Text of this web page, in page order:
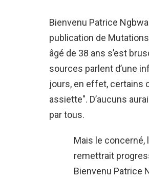
Bienvenu Patrice
publication de
âgé de 38 ans s’est
sources parlent d’une
jours, en effet, certains
assiette". D’aucuns
par tous.
Mais le concerné,
remettrait
Bienvenu Patrice